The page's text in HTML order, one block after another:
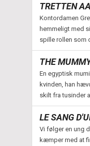
TRETTEN
Kontordamen
hemmeligt med
spille rollen som
THE
En egyptisk
kvinden, han
skilt fra tusinder
LE SANG
Vi følger en ung
kæmper med at